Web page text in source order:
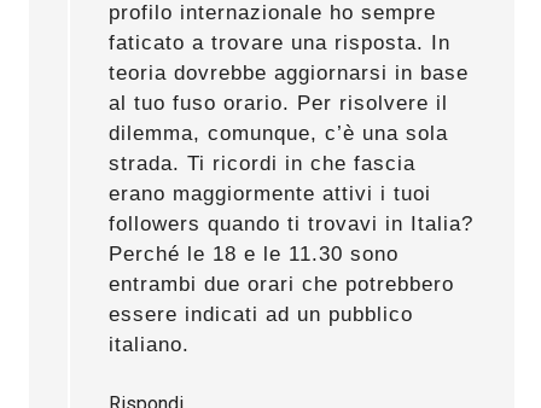
profilo internazionale ho sempre
faticato a trovare una risposta. In
teoria dovrebbe aggiornarsi in base
al tuo fuso orario. Per risolvere il
dilemma, comunque, c’è una sola
strada. Ti ricordi in che fascia
erano maggiormente attivi i tuoi
followers quando ti trovavi in Italia?
Perché le 18 e le 11.30 sono
entrambi due orari che potrebbero
essere indicati ad un pubblico
italiano.